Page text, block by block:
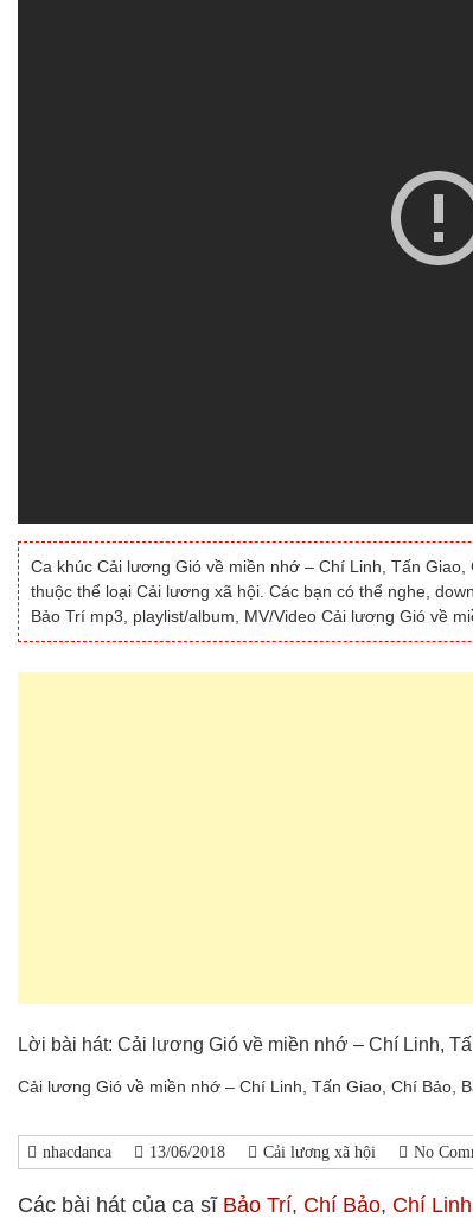
Ca khúc Cải lương Gió về miền nhớ – Chí Linh, Tấn
thuộc thể loại Cải lương xã hội. Các bạn có thể nghe,
Bảo Trí mp3, playlist/album, MV/Video Cải lương Gió về
Lời bài hát: Cải lương Gió về miền nhớ – Chí Linh,
Cải lương Gió về miền nhớ – Chí Linh, Tấn Giao, Chí Bảo,
nhacdanca 13/06/2018 Cải lương xã hội No
Các bài hát của ca sĩ Bảo Trí, Chí Bảo, Chí Linh